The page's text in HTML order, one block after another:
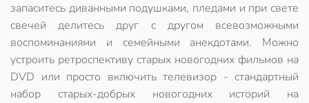
запаситесь диванными подушками, пледами и при свете
свечей делитесь друг с другом всевозможными
воспоминаниями и семейными анекдотами. Можно
устроить ретроспективу старых новогодних фильмов на
DVD или просто включить телевизор - стандартный
набор старых-добрых новогодних историй на